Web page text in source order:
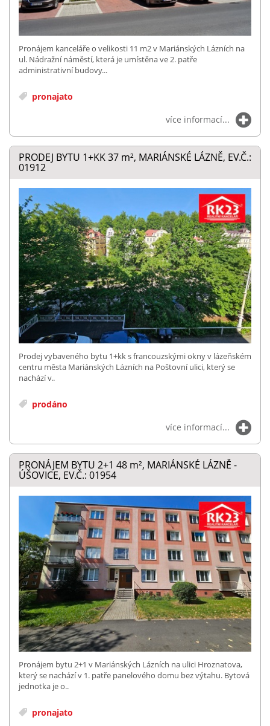
Pronájem kanceláře o velikosti 11 m2 v Mariánských Lázních na
ul. Nádražní náměstí, která je umístěna ve 2. patře
administrativní budovy...
pronajato
více informací...
PRODEJ BYTU 1+KK 37 m², MARIÁNSKÉ LÁZNĚ, EV.Č.:
01912
Prodej vybaveného bytu 1+kk s francouzskými okny v lázeňském
centru města Mariánských Lázních na Poštovní ulici, který se
nachází v..
prodáno
více informací...
PRONÁJEM BYTU 2+1 48 m², MARIÁNSKÉ LÁZNĚ -
ÚŠOVICE, EV.Č.: 01954
Pronájem bytu 2+1 v Mariánských Lázních na ulici Hroznatova,
který se nachází v 1. patře panelového domu bez výtahu. Bytová
jednotka je o..
pronajato